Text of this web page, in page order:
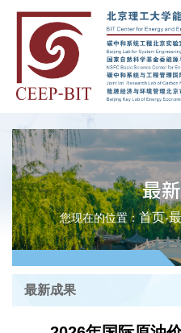
最
您现在的位置：首页-
最新成果